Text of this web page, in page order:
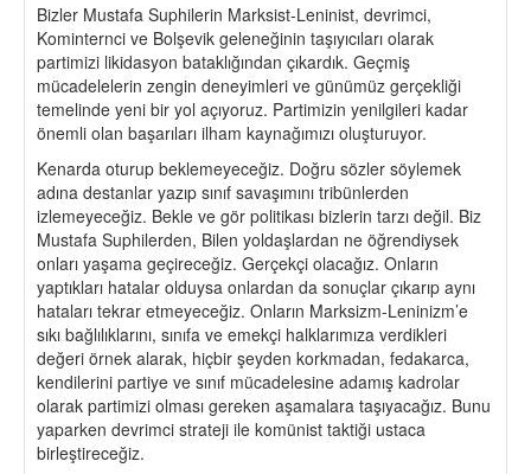
Bizler Mustafa Suphilerin Marksist-Leninist, devrimci,
Kominternci ve Bolşevik geleneğinin taşıyıcıları olarak
partimizi likidasyon bataklığından çıkardık. Geçmiş
mücadelelerin zengin deneyimleri ve günümüz gerçekliği
temelinde yeni bir yol açıyoruz. Partimizin yenilgileri kadar
önemli olan başarıları ilham kaynağımızı oluşturuyor.
Kenarda oturup beklemeyeceğiz. Doğru sözler söylemek
adına destanlar yazıp sınıf savaşımını tribünlerden
izlemeyeceğiz. Bekle ve gör politikası bizlerin tarzı değil. Biz
Mustafa Suphilerden, Bilen yoldaşlardan ne öğrendiysek
onları yaşama geçireceğiz. Gerçekçi olacağız. Onların
yaptıkları hatalar olduysa onlardan da sonuçlar çıkarıp aynı
hataları tekrar etmeyeceğiz. Onların Marksizm-Leninizm’e
sıkı bağlılıklarını, sınıfa ve emekçi halklarımıza verdikleri
değeri örnek alarak, hiçbir şeyden korkmadan, fedakarca,
kendilerini partiye ve sınıf mücadelesine adamış kadrolar
olarak partimizi olması gereken aşamalara taşıyacağız. Bunu
yaparken devrimci strateji ile komünist taktiği ustaca
birleştireceğiz.